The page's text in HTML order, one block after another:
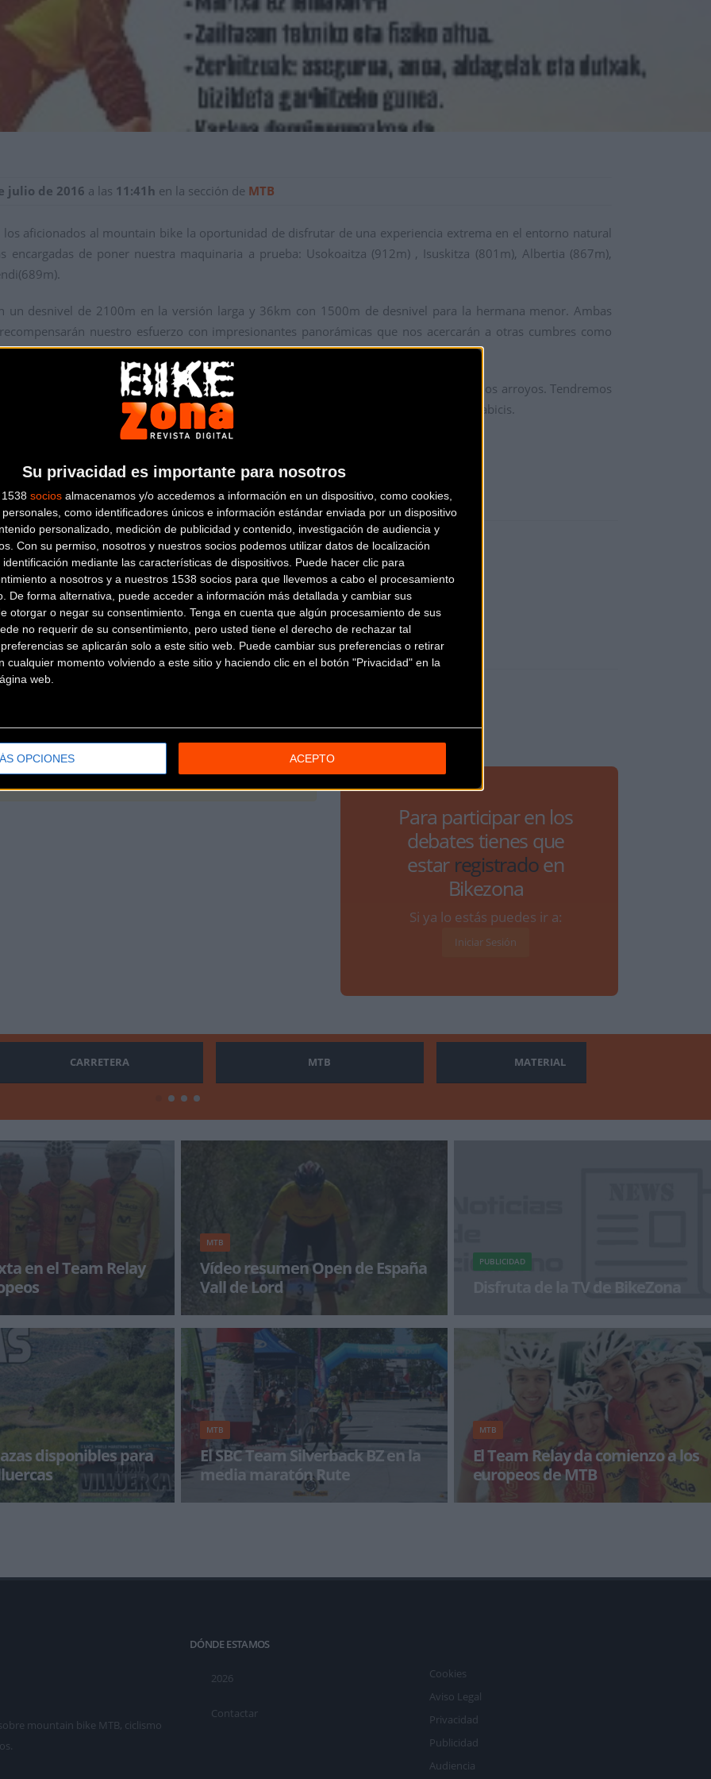
Su privacidad es importante para nosotros
socios almacenamos y/o accedemos a información en un dispositivo, como cookies,
como identificadores únicos e información estándar enviada por un dispositivo
personalizado, medición de publicidad y contenido, investigación de audiencia y
Con su permiso, nosotros y nuestros socios podemos utilizar datos de localización
mediante las características de dispositivos. Puede hacer clic para
a nosotros y a nuestros 1538 socios para que llevemos a cabo el procesamiento
De forma alternativa, puede acceder a información más detallada y cambiar sus
otorgar o negar su consentimiento. Tenga en cuenta que algún procesamiento de sus
no requerir de su consentimiento, pero usted tiene el derecho de rechazar tal
se aplicarán solo a este sitio web. Puede cambiar sus preferencias o retirar
cualquier momento volviendo a este sitio y haciendo clic en el botón "Privacidad" en la
web.
OPCIONES ACEPTO
julio de 2016 a las 11:41h en la sección de MTB
aficionados al mountain bike la oportunidad de disfrutar de una experiencia extrema en el entorno natural
encargadas de poner nuestra maquinaria a prueba: Usokoaitza (912m) , Isuskitza (801m), Albertia (867m),
un desnivel de 2100m en la versión larga y 36km con 1500m de desnivel para la hermana menor. Ambas
nuestro esfuerzo con impresionantes panorámicas que nos acercarán a otras cumbres como
de los embalses de Ulibarri, Urrunaga y Albina.
y pistas atravesando bosques de pino, haya y roble atravesando también algunos arroyos. Tendremos
y un buen aperitivo al final.Contaremos también con servicios de ducha y lavabicis.
o el mismo día antes de la prueba.
de desnivel y otro de 36 y -1500m. El recorrido será muy
tuyo!
Para participar en los
debates tienes que
estar registradoen
Bikezona
Si ya lo estás puedes ir a:
Iniciar Sesión
CARRETERA MTB MATERIAL
en el Team Relay
en sexta posición, a 2:24
relay’ que ha abierto hoy
MTB
Vídeo resumen Open de España
Vall de Lord
David Valero (MMR) sigue firme al frente del
Open de España Cofidis de cross country, tras
ganar la tercera prueb
PUBLICIDAD
Disfruta de la TV de BikeZona
disponibles para
se agotan. Esta semana
MTB
El SBC Team Silverback BZ en la
media maratón Rute
El domingo presenciamos en directo la Media
MTB
El Team Relay da comienzo a los
europeos de MTB
El sub 23 Josep Durán, el junior Jofre Cullell, la
mountain bike MTB, ciclismo
DÓNDE ESTAMOS
2026
Contactar
Cookies
Aviso Legal
Privacidad
Publicidad
Audiencia